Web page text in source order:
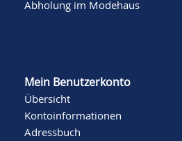
Abholung im Modehaus
Mein Benutzerkonto
Übersicht
Kontoinformationen
Adressbuch